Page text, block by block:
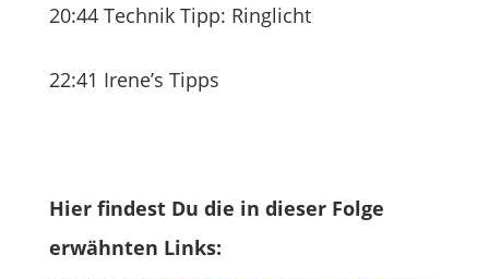
20:44 Technik Tipp: Ringlicht
22:41 Irene’s Tipps
Hier findest Du die in dieser Folge
erwähnten Links: